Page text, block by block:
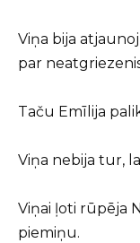
Viņa bija
par
Taču Emīlija
Viņa nebija tur,
Viņai ļoti rūpēja
piemiņu.